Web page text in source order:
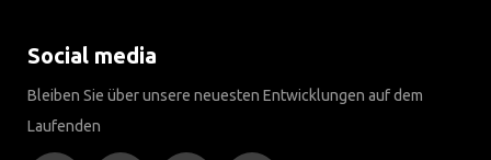
Social media
Bleiben Sie über unsere neuesten Entwicklungen auf dem
Laufenden